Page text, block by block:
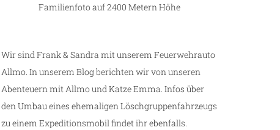
Familienfoto auf 2400 Metern Höhe
Wir sind Frank & Sandra mit unserem Feuerwehrauto
Allmo. In unserem Blog berichten wir von unseren
Abenteuern mit Allmo und Katze Emma. Infos über
den Umbau eines ehemaligen Löschgruppenfahrzeugs
zu einem Expeditionsmobil findet ihr ebenfalls.